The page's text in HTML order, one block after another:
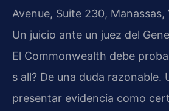
Avenue, Suite 230, Manassas,
Un juicio ante un juez del
El Commonwealth debe
s all? De una duda razonable.
presentar evidencia como